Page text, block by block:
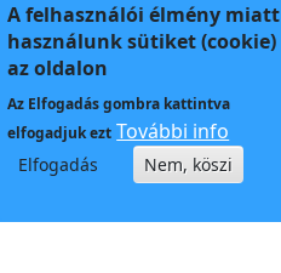
A felhasználói élmény miatt
használunk sütiket (cookie)
az oldalon
Az Elfogadásgombra kattintva
elfogadjuk ezt További info
Elfogadás Nem, köszi